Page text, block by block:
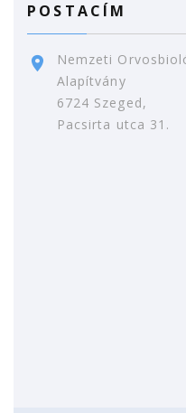
POSTACÍM
Nemzeti
Alapítvány
6724 Szeged,
Pacsirta utca 31.